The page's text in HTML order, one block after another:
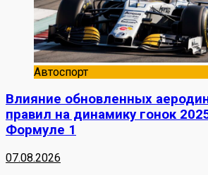
Автоспорт
Влияние обновленных
правил на динамику гонок
Формуле 1
07.08.2026